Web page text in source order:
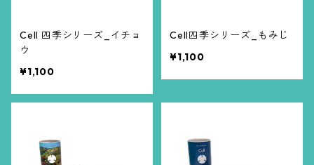
Cell 四季シリーズ_イチョ
ウ
¥1,100
Cell四季シリーズ_もみじ
¥1,100